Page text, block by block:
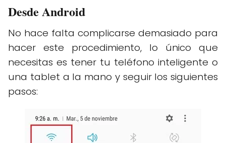
Desde Android
No hace falta complicarse demasiado para
hacer este procedimiento, lo único que
necesitas es tener tu teléfono inteligente o
una tablet a la mano y seguir los siguientes
pasos: